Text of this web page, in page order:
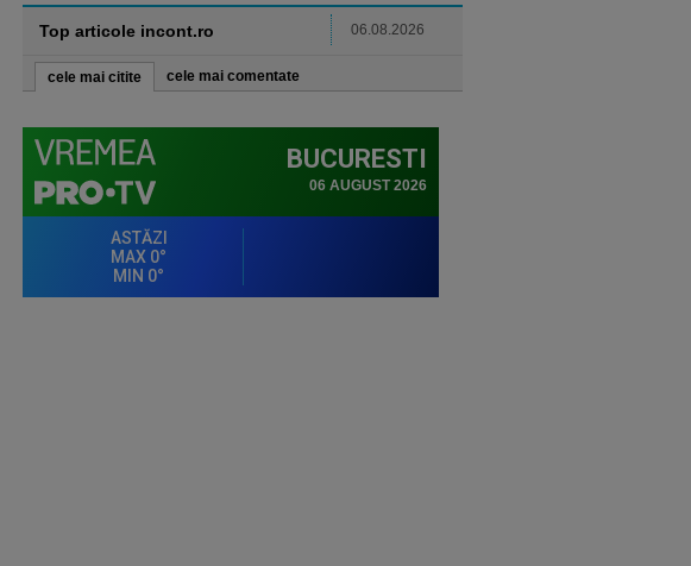
Top articole incont.ro 06.08.2026
cele mai citite cele mai comentate